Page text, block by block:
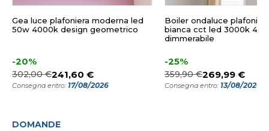
Gea luce plafoniera moderna led
50w 4000k design geometrico
-20%
302,00 €241,60 €
Consegna entro: 17/08/2026
Boiler ondaluce
bianca cct led 3000k
dimmerabile
-25%
359,90 €269,99 €
Consegna entro: 13/08/2026
DOMANDE